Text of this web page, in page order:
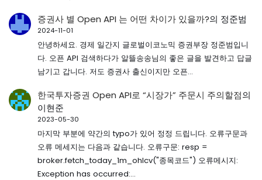
증권사 별 Open API 는 어떤 차이가 있을까?의 정준범
2024-11-01
안녕하세요. 경제 일간지 글로벌이코노믹 증권부장 정준범입니
다. 오픈 API 검색하다가 알뜰송송님의 좋은 글을 발견하고 답글
남기고 갑니다. 저도 증권사 출신이지만 오픈…
한국투자증권 Open API로 “시장가” 주문시 주의할점의
이현준
2023-05-30
마지막 부분에 약간의 typo가 있어 정정 드립니다. 오류구문과
오류 메세지는 다음과 같습니다. 오류구문: resp =
broker.fetch_today_1m_ohlcv("종목코드") 오류메시지:
Exception has occurred:…